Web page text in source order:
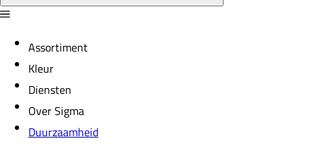
Assortiment
Kleur
Diensten
Over Sigma
Duurzaamheid